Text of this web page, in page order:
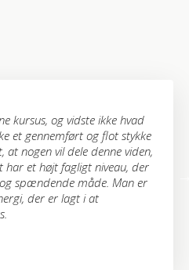
ledere,
trænere og andre
om fokus er privat eller
det primære fokus på det,
frem for det, der skaber
kursus, og vidste ikke hvad
et gennemført og flot stykke
nogen vil dele denne viden,
har et højt fagligt niveau, der
spændende måde. Man er
der er lagt i at